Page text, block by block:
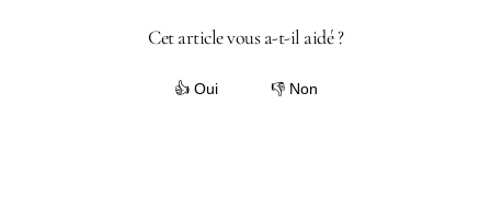
Cet article vous a-t-il aidé ?
👍 Oui 👎 Non